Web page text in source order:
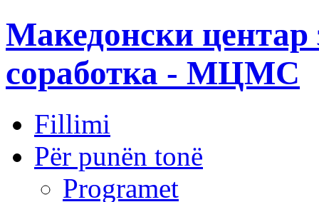
Македонски центар
соработка - МЦМС
Fillimi
Për punën tonë
Programet